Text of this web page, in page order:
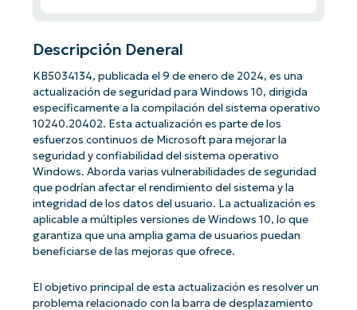
Descripción Deneral
KB5034134, publicada el 9 de enero de 2024, es una
actualización de seguridad para Windows 10, dirigida
específicamente a la compilación del sistema operativo
10240.20402. Esta actualización es parte de los
esfuerzos continuos de Microsoft para mejorar la
seguridad y confiabilidad del sistema operativo
Windows. Aborda varias vulnerabilidades de seguridad
que podrían afectar el rendimiento del sistema y la
integridad de los datos del usuario. La actualización es
aplicable a múltiples versiones de Windows 10, lo que
garantiza que una amplia gama de usuarios puedan
beneficiarse de las mejoras que ofrece.
El objetivo principal de esta actualización es resolver un
problema relacionado con la barra de desplazamiento